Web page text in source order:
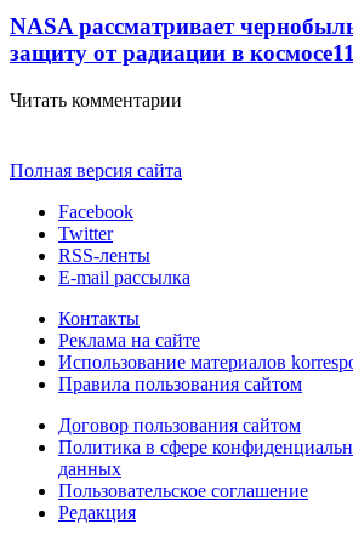
NASA рассматривает
защиту от радиации в космосе11
Читать комментарии
Полная версия сайта
Facebook
Twitter
RSS-ленты
E-mail рассылка
Контакты
Реклама на сайте
Использование материалов
Правила пользования сайтом
Договор пользования сайтом
Политика в сфере
данных
Пользовательское соглашение
Редакция